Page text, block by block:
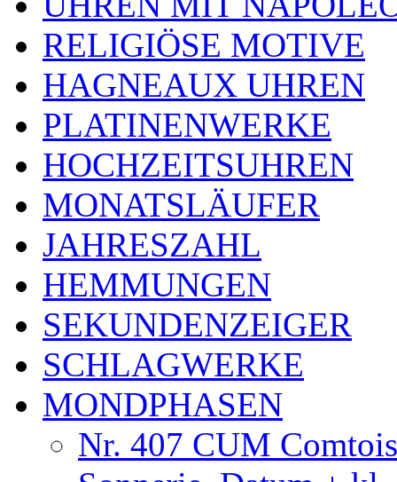
RELIGIÖSE MOTIVE
HAGNEAUX UHREN
PLATINENWERKE
HOCHZEITSUHREN
MONATSLÄUFER
JAHRESZAHL
HEMMUNGEN
SEKUNDENZEIGER
SCHLAGWERKE
MONDPHASEN
Nr. 407 CUM